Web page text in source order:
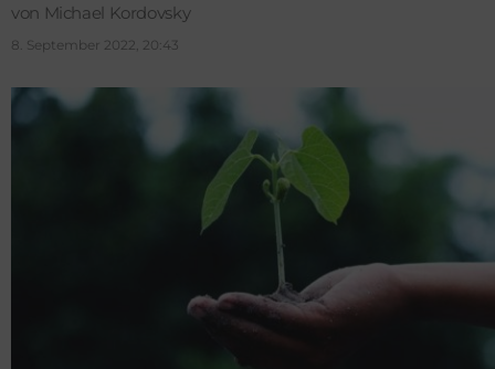
von Michael Kordovsky
8. September 2022, 20:43